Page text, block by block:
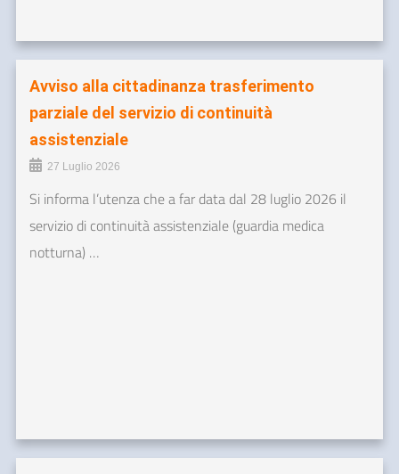
Avviso alla cittadinanza trasferimento
parziale del servizio di continuità
assistenziale
27 Luglio 2026
Si informa l’utenza che a far data dal 28 luglio 2026 il
servizio di continuità assistenziale (guardia medica
notturna) …